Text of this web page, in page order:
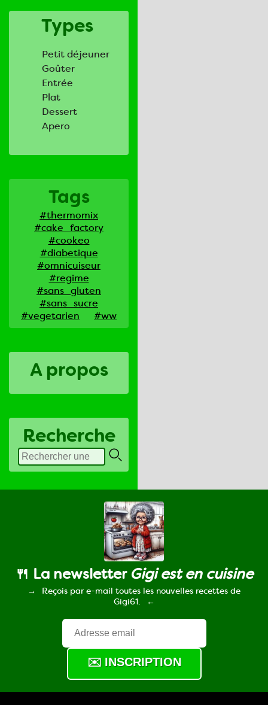
Types
Petit déjeuner
Goûter
Entrée
Plat
Dessert
Apero
Tags
#thermomix
#cake_factory
#cookeo
#diabetique
#omnicuiseur
#regime
#sans_gluten
#sans_sucre
#vegetarien
#ww
A propos
Recherche
🍴 La newsletter Gigi est en cuisine
Reçois par e-mail toutes les nouvelles recettes de
Gigi61.